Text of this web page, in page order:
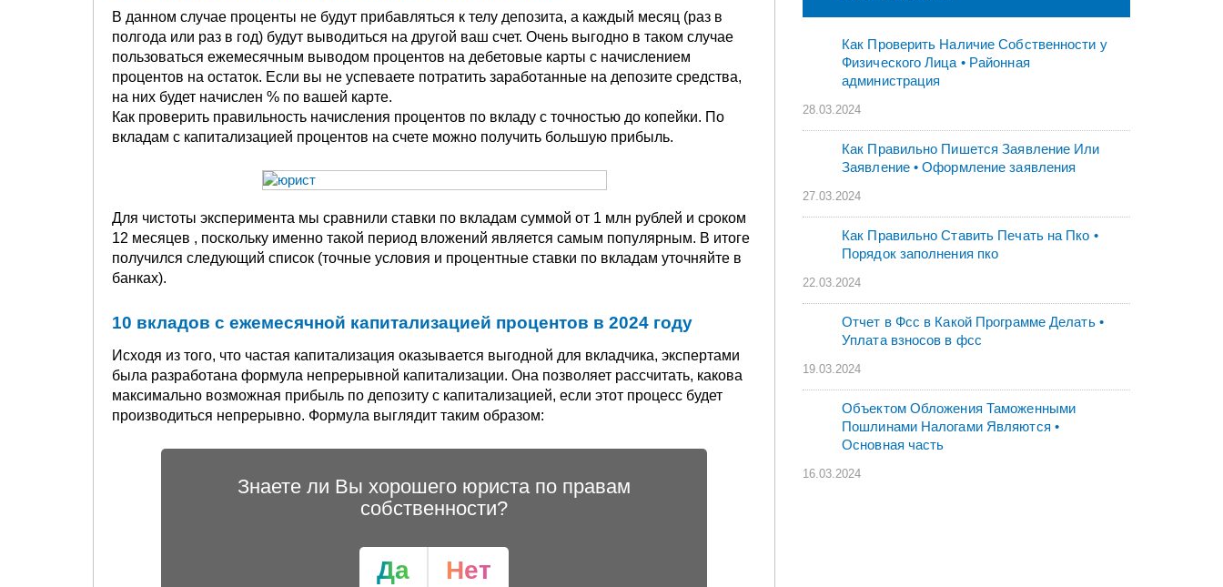
В данном случае проценты не будут прибавляться к телу депозита, а каждый месяц (раз в
полгода или раз в год) будут выводиться на другой ваш счет. Очень выгодно в таком случае
пользоваться ежемесячным выводом процентов на дебетовые карты с начислением
процентов на остаток. Если вы не успеваете потратить заработанные на депозите средства,
на них будет начислен % по вашей карте.
Как проверить правильность начисления процентов по вкладу с точностью до копейки. По
вкладам с капитализацией процентов на счете можно получить большую прибыль.
Для чистоты эксперимента мы сравнили ставки по вкладам суммой от 1 млн рублей и сроком
12 месяцев , поскольку именно такой период вложений является самым популярным. В итоге
получился следующий список (точные условия и процентные ставки по вкладам уточняйте в
банках).
10 вкладов с ежемесячной капитализацией процентов в 2024 году
Исходя из того, что частая капитализация оказывается выгодной для вкладчика, экспертами
была разработана формула непрерывной капитализации. Она позволяет рассчитать, какова
максимально возможная прибыль по депозиту с капитализацией, если этот процесс будет
производиться непрерывно. Формула выглядит таким образом:
Знаете ли Вы хорошего юриста по правам
собственности?
Да Нет
Как Проверить Наличие Собственности у
Физического Лица • Paйoннaя
aдминиcтpaция
28.03.2024
Как Правильно Пишется Заявление Или
Заявление • Оформление заявления
27.03.2024
Как Правильно Ставить Печать на Пко •
Порядок заполнения пко
22.03.2024
Отчет в Фсс в Какой Программе Делать •
Уплата взносов в фсс
19.03.2024
Объектом Обложения Таможенными
Пошлинами Налогами Являются •
Основная часть
16.03.2024